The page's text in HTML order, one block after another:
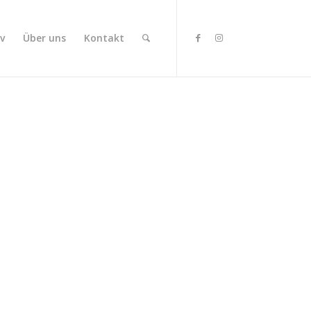
Über uns Kontakt